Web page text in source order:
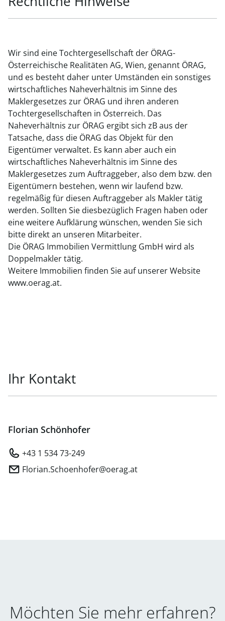
Wir sind eine Tochtergesellschaft der ÖRAG-
Österreichische Realitäten AG, Wien, genannt ÖRAG,
und es besteht daher unter Umständen ein sonstiges
wirtschaftliches Naheverhältnis im Sinne des
Maklergesetzes zur ÖRAG und ihren anderen
Tochtergesellschaften in Österreich. Das
Naheverhältnis zur ÖRAG ergibt sich zB aus der
Tatsache, dass die ÖRAG das Objekt für den
Eigentümer verwaltet. Es kann aber auch ein
wirtschaftliches Naheverhältnis im Sinne des
Maklergesetzes zum Auftraggeber, also dem bzw. den
Eigentümern bestehen, wenn wir laufend bzw.
regelmäßig für diesen Auftraggeber als Makler tätig
werden. Sollten Sie diesbezüglich Fragen haben oder
eine weitere Aufklärung wünschen, wenden Sie sich
bitte direkt an unseren Mitarbeiter.
Die ÖRAG Immobilien Vermittlung GmbH wird als
Doppelmakler tätig.
Weitere Immobilien finden Sie auf unserer Website
www.oerag.at.
Ihr Kontakt
Florian Schönhofer
+43 1 534 73-249
Florian.Schoenhofer@oerag.at
Möchten Sie mehr erfahren?